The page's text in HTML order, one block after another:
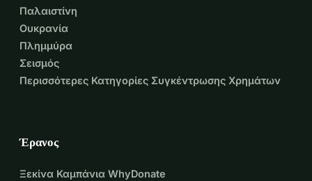
Παλαιστίνη
Ουκρανία
Πλημμύρα
Σεισμός
Περισσότερες Κατηγορίες Συγκέντρωσης Χρημάτων
Έρανος
Ξεκίνα Καμπάνια WhyDonate